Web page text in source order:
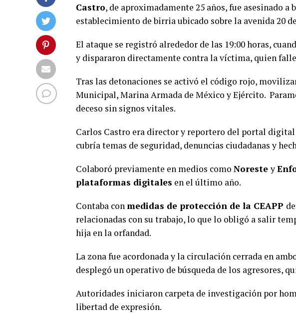
Castro, de aproximadamente 25 años, fue asesinado
establecimiento de birria ubicado sobre la avenida 20
El ataque se registró alrededor de las 19:00 horas,
y dispararon directamente contra la víctima, quien
Tras las detonaciones se activó el código rojo,
Municipal, Marina Armada de México y Ejército.
deceso sin signos vitales.
Carlos Castro era director y reportero del portal digital
cubría temas de seguridad, denuncias ciudadanas y
Colaboró previamente en medios como Norestey
plataformas digitales en el último año.
Contaba con medidas de protección de la CEAPP
relacionadas con su trabajo, lo que lo obligó a salir
hija en la orfandad.
La zona fue acordonada y la circulación cerrada en
desplegó un operativo de búsqueda de los agresores,
Autoridades iniciaron carpeta de investigación por
libertad de expresión.